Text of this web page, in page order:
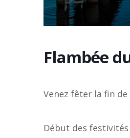
Flambée
Venez fêter la fin
Début des festivités